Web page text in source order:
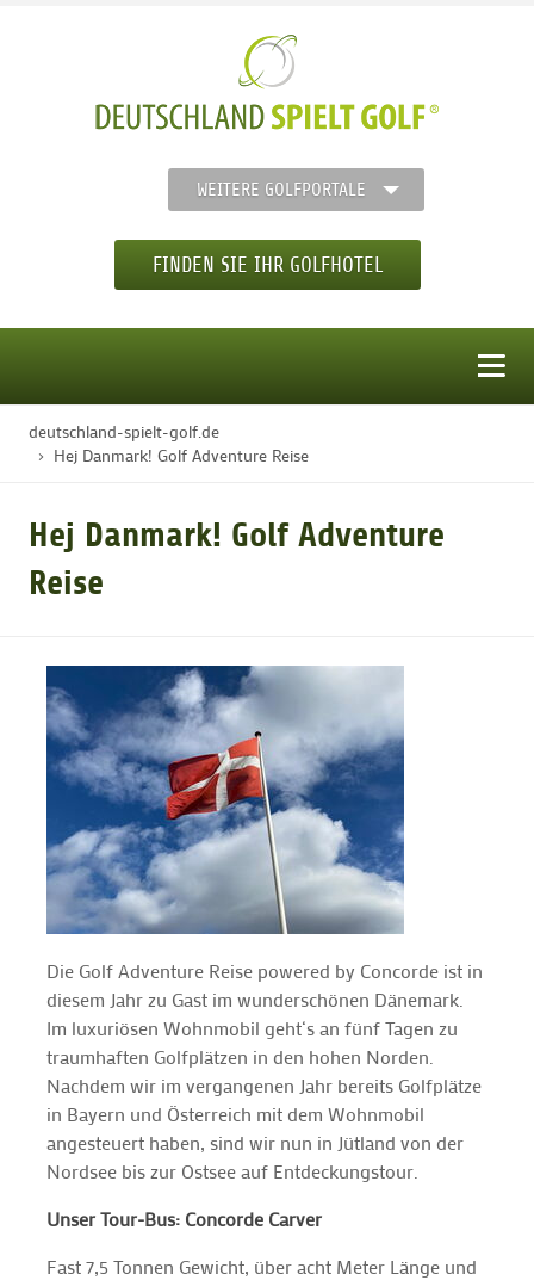
WEITERE GOLFPORTALE
FINDEN SIE IHR GOLFHOTEL
STARTSEITE
GOLFHOTELS
GOLFARRANGEMENTS
GOLF & WOMO
MALLORCA GOLFWOCHE
GOLF NEWS
deutschland-spielt-golf.de
Hej Danmark! Golf Adventure Reise
Hej Danmark! Golf Adventure
Reise
Die Golf Adventure Reise powered by Concorde ist in
diesem Jahr zu Gast im wunderschönen Dänemark.
Im luxuriösen Wohnmobil geht‘s an fünf Tagen zu
traumhaften Golfplätzen in den hohen Norden.
Nachdem wir im vergangenen Jahr bereits Golfplätze
in Bayern und Österreich mit dem Wohnmobil
angesteuert haben, sind wir nun in Jütland von der
Nordsee bis zur Ostsee auf Entdeckungstour.
Unser Tour-Bus: Concorde Carver
Fast 7,5 Tonnen Gewicht, über acht Meter Länge und